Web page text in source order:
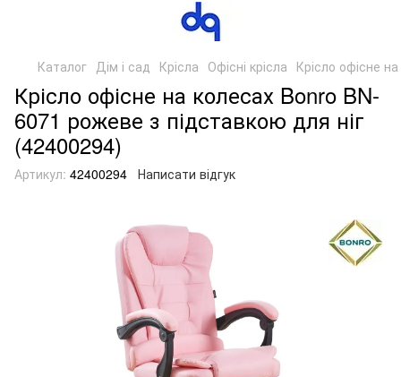
Каталог Дім і сад Крісла Офісні крісла Крісло офісне
Крісло офісне на колесах Bonro BN-
6071 рожеве з підставкою для ніг
(42400294)
Артикул: 42400294 Написати відгук